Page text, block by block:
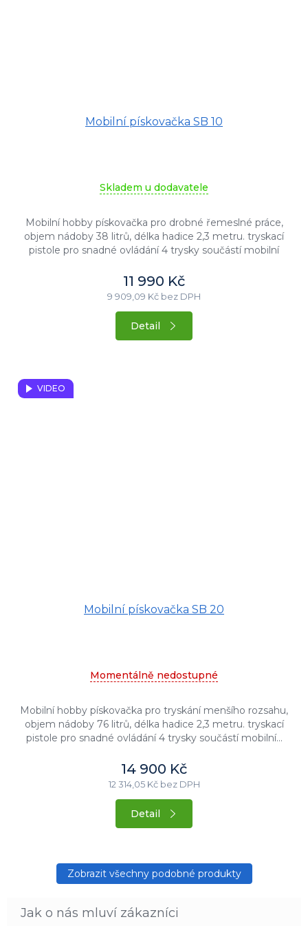
Mobilní pískovačka SB 10
hodnocení
z
5
Skladem u dodavatele
Mobilní hobby pískovačka pro drobné řemeslné práce,
objem nádoby 38 litrů, délka hadice 2,3 metru. tryskací
pistole pro snadné ovládání 4 trysky součástí mobilní
11 990 Kč
9 909,09 Kč bez DPH
Detail
VIDEO
Mobilní pískovačka SB 20
hodnocení
z
5
Momentálně nedostupné
Mobilní hobby pískovačka pro tryskání menšího rozsahu,
objem nádoby 76 litrů, délka hadice 2,3 metru. tryskací
pistole pro snadné ovládání 4 trysky součástí mobilní...
14 900 Kč
12 314,05 Kč bez DPH
Detail
Zobrazit všechny podobné produkty